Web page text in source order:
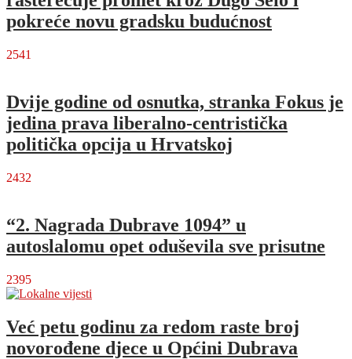
pokreće novu gradsku budućnost
2541
Dvije godine od osnutka, stranka Fokus je
jedina prava liberalno-centristička
politička opcija u Hrvatskoj
2432
“2. Nagrada Dubrave 1094” u
autoslalomu opet oduševila sve prisutne
2395
Već petu godinu za redom raste broj
novorođene djece u Općini Dubrava